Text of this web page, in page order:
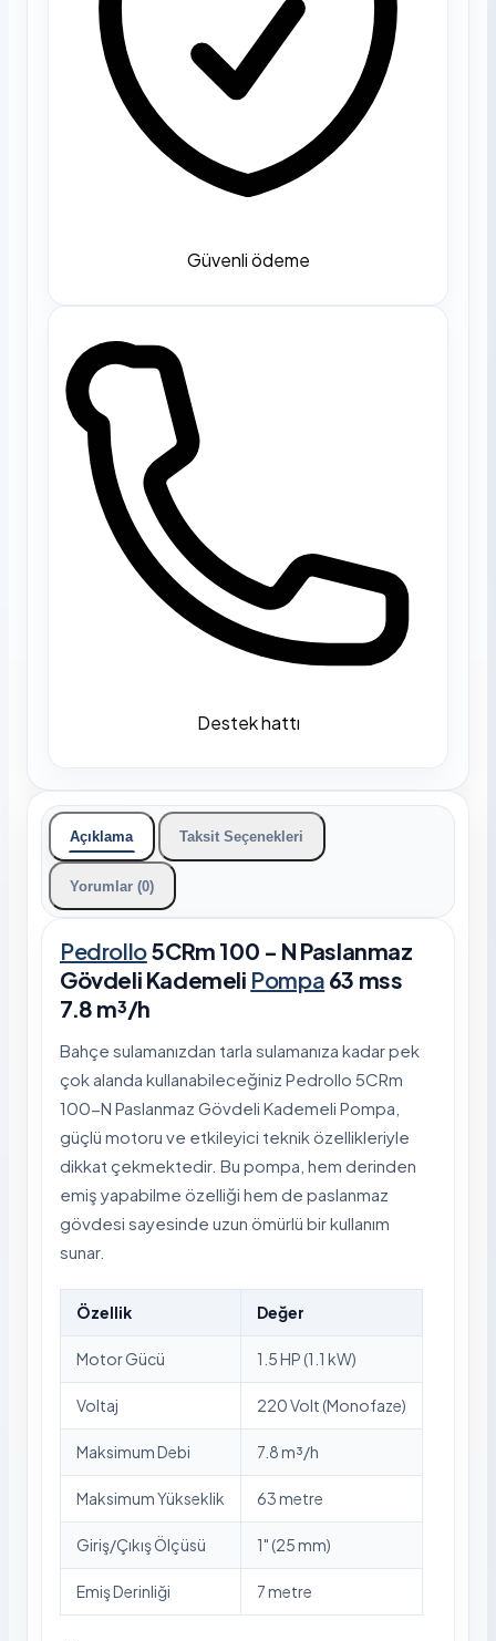
Güvenli ödeme
Destek hattı
Açıklama Taksit Seçenekleri
Yorumlar (0)
Pedrollo5CRm 100 - N Paslanmaz
Gövdeli Kademeli Pompa 63 mss
7.8 m³/h
Bahçe sulamanızdan tarla sulamanıza kadar pek
çok alanda kullanabileceğiniz Pedrollo 5CRm
100-N Paslanmaz Gövdeli Kademeli Pompa,
güçlü motoru ve etkileyici teknik özellikleriyle
dikkat çekmektedir. Bu pompa, hem derinden
emiş yapabilme özelliği hem de paslanmaz
gövdesi sayesinde uzun ömürlü bir kullanım
sunar.
Özellik Değer
Motor Gücü 1.5 HP (1.1 kW)
Voltaj 220 Volt (Monofaze)
Maksimum Debi 7.8 m³/h
Maksimum Yükseklik 63 metre
Giriş/Çıkış Ölçüsü 1" (25 mm)
Emiş Derinliği 7 metre